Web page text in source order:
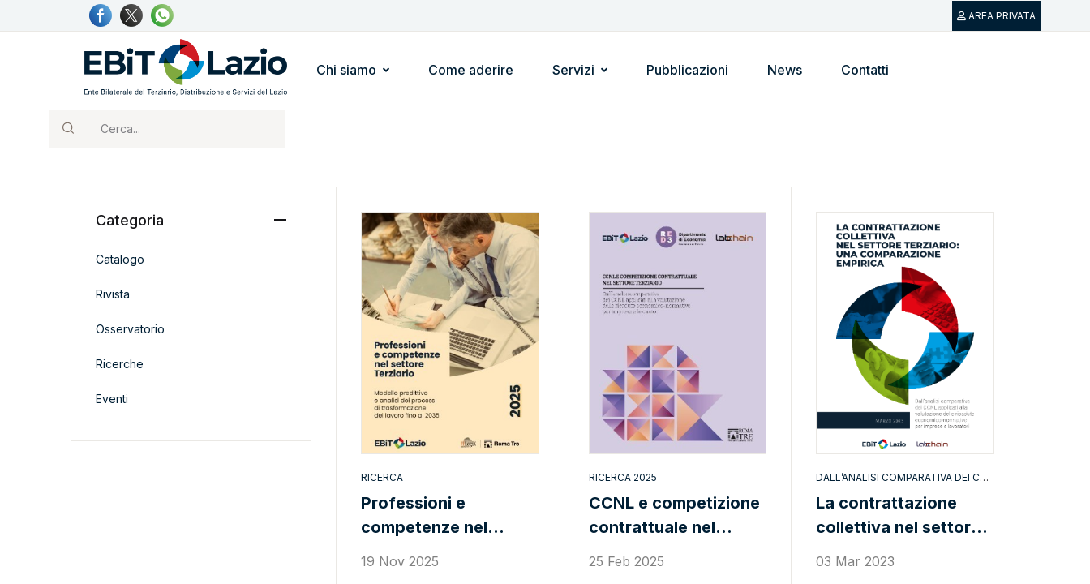
AREA PRIVATA
Chi siamo Come aderire Servizi Pubblicazioni News Contatti
Cerca...
RICERCA
Professioni e
competenze nel
19 Nov 2025
RICERCA 2025
CCNL e competizione
contrattuale nel
25 Feb 2025
DALL’ANALISI COMPARATIVA DEI CCNL APPLICATI ALLA VALUTAZIONE DELLE RICADUTE ECONOMICO-NORMATIVE PER IMPRESE E LAVORATORI
La contrattazione
collettiva nel settore
03 Mar 2023
Categoria
Catalogo
Rivista
Osservatorio
Ricerche
Eventi